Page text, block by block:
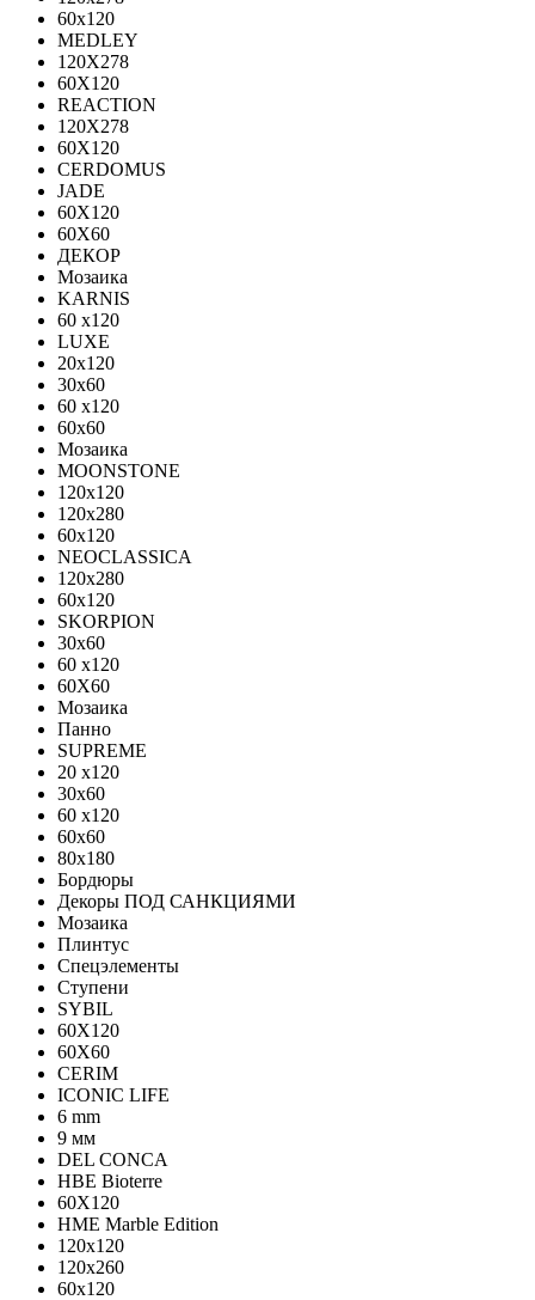
60x120
MEDLEY
120X278
60X120
REACTION
120X278
60X120
CERDOMUS
JADE
60X120
60X60
ДЕКОР
Мозаика
KARNIS
60 x120
LUXE
20x120
30х60
60 x120
60x60
Мозаика
MOONSTONE
120x120
120х280
60x120
NEOCLASSICA
120х280
60х120
SKORPION
30х60
60 x120
60X60
Мозаика
Панно
SUPREME
20 x120
30x60
60 x120
60x60
80x180
Бордюры
Декоры ПОД САНКЦИЯМИ
Мозаика
Плинтус
Спецэлементы
Ступени
SYBIL
60X120
60X60
CERIM
ICONIC LIFE
6 mm
9 мм
DEL CONCA
HBE Bioterre
60Х120
HME Marble Edition
120x120
120x260
60x120